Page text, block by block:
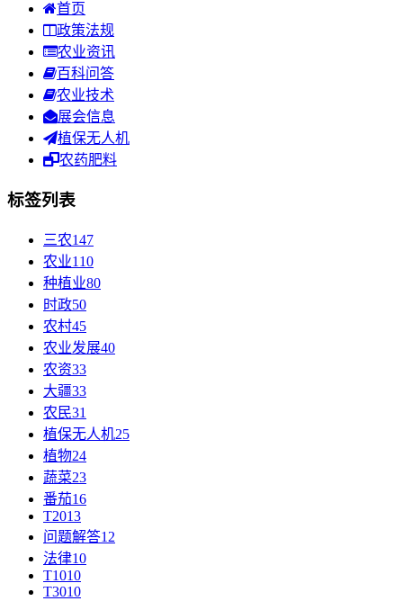
首页
政策法规
农业资讯
百科问答
农业技术
展会信息
植保无人机
农药肥料
标签列表
三农147
农业110
种植业80
时政50
农村45
农业发展40
农资33
大疆33
农民31
植保无人机25
植物24
蔬菜23
番茄16
T2013
问题解答12
法律10
T1010
T3010